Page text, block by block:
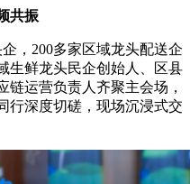
共振
，200多家区域龙头配送企
生鲜龙头民企创始人、区县
运营负责人齐聚主会场，
行深度切磋，现场沉浸式交